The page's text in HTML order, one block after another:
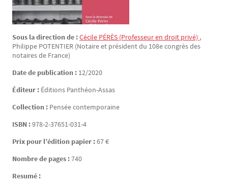
Sous la direction de :Cécile PÉRÈS (Professeur en droit privé) ,
Philippe POTENTIER (Notaire et président du 108e congrès des
notaires de France)
Date de publication : 12/2020
Éditeur : Éditions Panthéon-Assas
Collection : Pensée contemporaine
ISBN :978-2-37651-031-4
Prix pour l’édition papier :67 €
Nombre de pages :740
Resumé :